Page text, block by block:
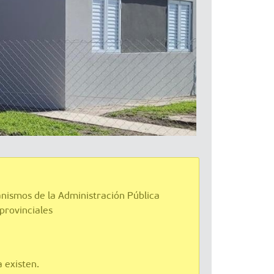
de la Administración Pública
existen.